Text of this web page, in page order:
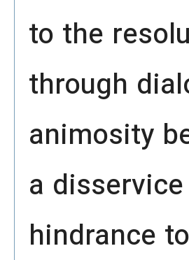
to the
through
animosity
a
hindrance